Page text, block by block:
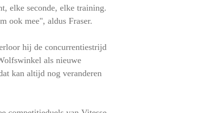
elke seconde, elke training.
ook mee", aldus Fraser.
hij de concurrentiestrijd
als nieuwe
kan altijd nog veranderen